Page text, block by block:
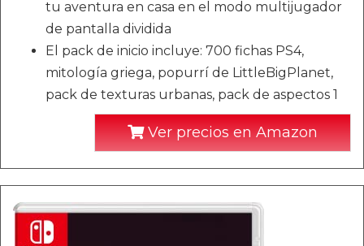
tu aventura en casa en el modo multijugador
de pantalla dividida
El pack de inicio incluye: 700 fichas PS4,
mitología griega, popurrí de LittleBigPlanet,
pack de texturas urbanas, pack de aspectos 1
Ver precios en Amazon